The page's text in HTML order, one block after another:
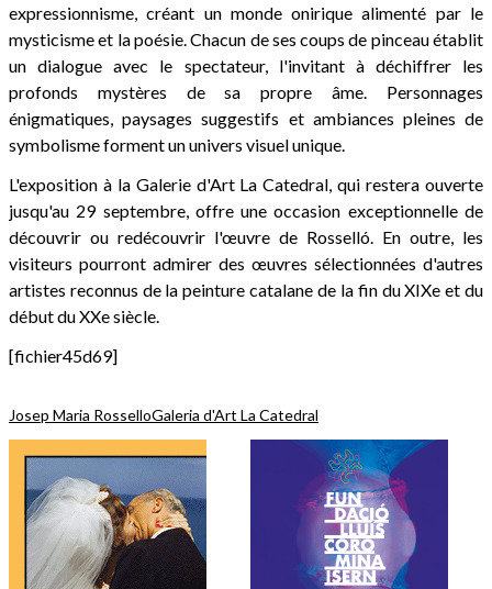
expressionnisme, créant un monde onirique alimenté par le
mysticisme et la poésie. Chacun de ses coups de pinceau établit
un dialogue avec le spectateur, l'invitant à déchiffrer les
profonds mystères de sa propre âme. Personnages
énigmatiques, paysages suggestifs et ambiances pleines de
symbolisme forment un univers visuel unique.
L'exposition à la Galerie d'Art La Catedral, qui restera ouverte
jusqu'au 29 septembre, offre une occasion exceptionnelle de
découvrir ou redécouvrir l'œuvre de Rosselló. En outre, les
visiteurs pourront admirer des œuvres sélectionnées d'autres
artistes reconnus de la peinture catalane de la fin du XIXe et du
début du XXe siècle.
[fichier45d69]
Josep Maria RosselloGaleria d'Art La Catedral